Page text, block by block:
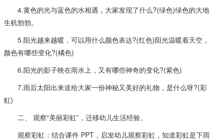
4.黄色的光与蓝色的水相遇，大家发现了什么?(绿色)绿色的大地
生机勃勃。
5.阳光越来越暖，可以用什么颜色表达?(红色)阳光温暖着天空，
颜色有哪些变化?(橘色)
6.阳光的影子映在雨水上，又有哪些神奇的变化?(紫色)
7.雨后太阳出来送给大家一份神秘又美好的礼物，是什么呀?(彩
虹)
二、 观察“美丽彩虹”，迁移幼儿生活经验。
观察彩虹：结合课件 PPT，启发幼儿观察彩虹，知道彩虹是下雨